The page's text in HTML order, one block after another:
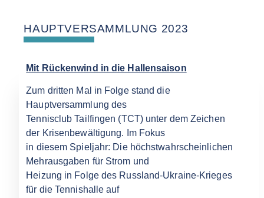
HAUPTVERSAMMLUNG 2023
Mit Rückenwind in die Hallensaison
Zum dritten Mal in Folge stand die
Hauptversammlung des
Tennisclub Tailfingen (TCT) unter dem Zeichen
der Krisenbewältigung. Im Fokus
in diesem Spieljahr: Die höchstwahrscheinlichen
Mehrausgaben für Strom und
Heizung in Folge des Russland-Ukraine-Krieges
für die Tennishalle auf